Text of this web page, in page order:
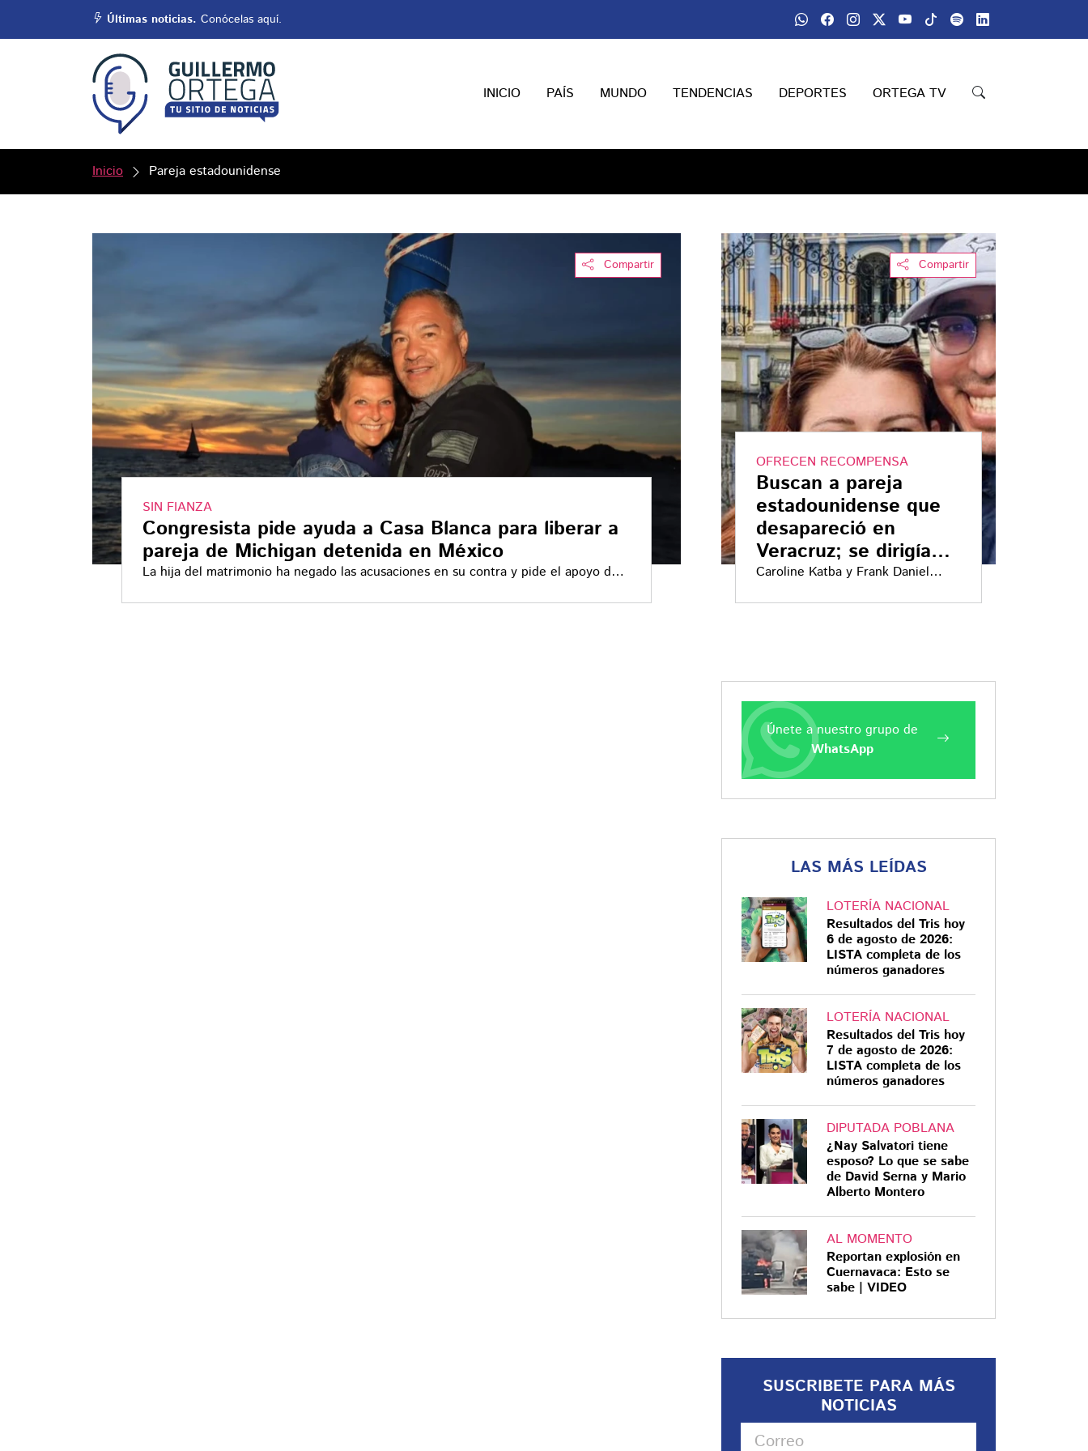
Últimas noticias. Conócelas aquí.
INICIO PAÍS MUNDO TENDENCIAS DEPORTES ORTEGA TV
Inicio Pareja estadounidense
Compartir
SIN FIANZA
Congresista pide ayuda a Casa Blanca para liberar a
pareja de Michigan detenida en México
La hija del matrimonio ha negado las acusaciones en su contra y pide el apoyo de
Compartir
OFRECEN RECOMPENSA
Buscan a pareja
estadounidense que
desapareció en
Veracruz; se dirigían
en auto a Chile
Caroline Katba y Frank Daniel
Únete a nuestro grupo de
WhatsApp
LAS MÁS LEÍDAS
LOTERÍA NACIONAL
Resultados del Tris hoy
6 de agosto de 2026:
LISTA completa de los
números ganadores
LOTERÍA NACIONAL
Resultados del Tris hoy
7 de agosto de 2026:
LISTA completa de los
números ganadores
DIPUTADA POBLANA
¿Nay Salvatori tiene
esposo? Lo que se sabe
de David Serna y Mario
Alberto Montero
AL MOMENTO
Reportan explosión en
Cuernavaca: Esto se
sabe | VIDEO
SUSCRIBETE PARA MÁS
NOTICIAS